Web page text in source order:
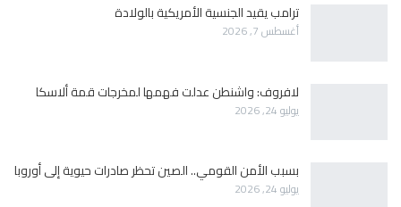
ترامب يقيد الجنسية الأمريكية بالولادة
أغسطس 7, 2026
لافروف: واشنطن عدلت فهمها لمخرجات قمة ألاسكا
يوليو 24, 2026
بسبب الأمن القومي.. الصين تحظر صادرات حيوية إلى أوروبا
يوليو 24, 2026